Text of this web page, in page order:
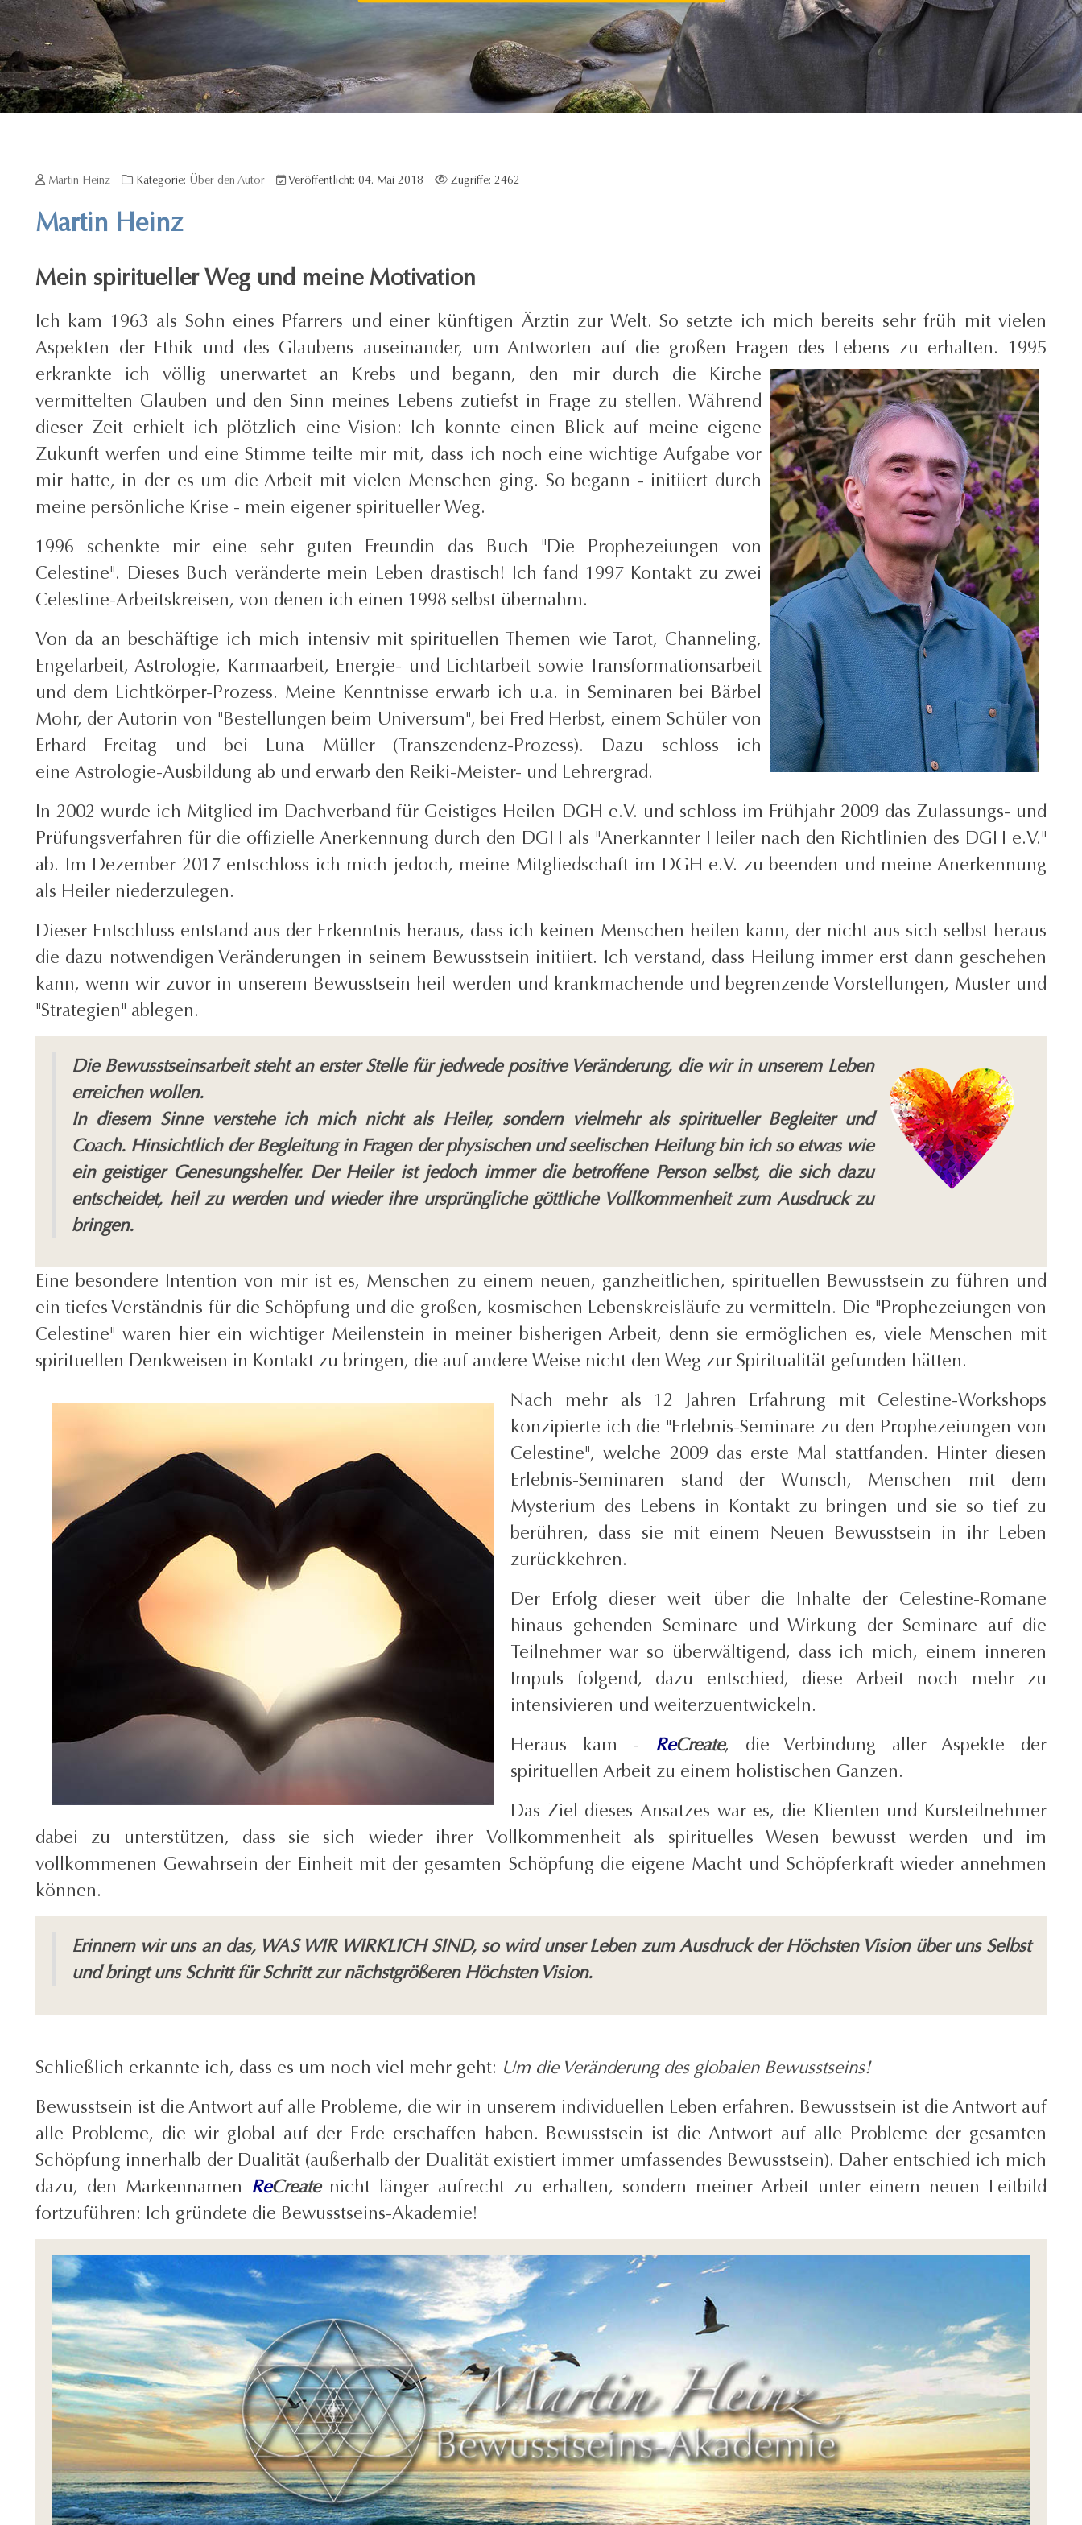
Martin Heinz Kategorie: Über den Autor Veröffentlicht: 04. Mai 2018 Zugriffe: 2462
Martin Heinz
Mein spiritueller Weg und meine Motivation
Ich kam 1963 als Sohn eines Pfarrers und einer künftigen Ärztin zur Welt. So setzte ich mich bereits sehr früh mit vielen
Aspekten der Ethik und des Glaubens auseinander, um Antworten auf die großen Fragen des Lebens zu erhalten. 1995
erkrankte ich völlig unerwartet an Krebs und begann, den mir durch die Kirche
vermittelten Glauben und den Sinn meines Lebens zutiefst in Frage zu stellen. Während
dieser Zeit erhielt ich plötzlich eine Vision: Ich konnte einen Blick auf meine eigene
Zukunft werfen und eine Stimme teilte mir mit, dass ich noch eine wichtige Aufgabe vor
mir hatte, in der es um die Arbeit mit vielen Menschen ging. So begann - initiiert durch
meine persönliche Krise - mein eigener spiritueller Weg.
1996 schenkte mir eine sehr guten Freundin das Buch "Die Prophezeiungen von
Celestine". Dieses Buch veränderte mein Leben drastisch! Ich fand 1997 Kontakt zu zwei
Celestine-Arbeitskreisen, von denen ich einen 1998 selbst übernahm.
Von da an beschäftige ich mich intensiv mit spirituellen Themen wie Tarot, Channeling,
Engelarbeit, Astrologie, Karmaarbeit, Energie- und Lichtarbeit sowie Transformationsarbeit
und dem Lichtkörper-Prozess. Meine Kenntnisse erwarb ich u.a. in Seminaren bei Bärbel
Mohr, der Autorin von "Bestellungen beim Universum", bei Fred Herbst, einem Schüler von
Erhard Freitag und bei Luna Müller (Transzendenz-Prozess). Dazu schloss ich
eine Astrologie-Ausbildung ab und erwarb den Reiki-Meister- und Lehrergrad.
In 2002 wurde ich Mitglied im Dachverband für Geistiges Heilen DGH e.V. und schloss im Frühjahr 2009 das Zulassungs- und
Prüfungsverfahren für die offizielle Anerkennung durch den DGH als "Anerkannter Heiler nach den Richtlinien des DGH e.V."
ab. Im Dezember 2017 entschloss ich mich jedoch, meine Mitgliedschaft im DGH e.V. zu beenden und meine Anerkennung
als Heiler niederzulegen.
Dieser Entschluss entstand aus der Erkenntnis heraus, dass ich keinen Menschen heilen kann, der nicht aus sich selbst heraus
die dazu notwendigen Veränderungen in seinem Bewusstsein initiiert. Ich verstand, dass Heilung immer erst dann geschehen
kann, wenn wir zuvor in unserem Bewusstsein heil werden und krankmachende und begrenzende Vorstellungen, Muster und
"Strategien" ablegen.
Die Bewusstseinsarbeit steht an erster Stelle für jedwede positive Veränderung, die wir in unserem Leben
erreichen wollen.
In diesem Sinne verstehe ich mich nicht als Heiler, sondern vielmehr als spiritueller Begleiter und
Coach. Hinsichtlich der Begleitung in Fragen der physischen und seelischen Heilung bin ich so etwas wie
ein geistiger Genesungshelfer. Der Heiler ist jedoch immer die betroffene Person selbst, die sich dazu
entscheidet, heil zu werden und wieder ihre ursprüngliche göttliche Vollkommenheit zum Ausdruck zu
bringen.
Eine besondere Intention von mir ist es, Menschen zu einem neuen, ganzheitlichen, spirituellen Bewusstsein zu führen und
ein tiefes Verständnis für die Schöpfung und die großen, kosmischen Lebenskreisläufe zu vermitteln. Die "Prophezeiungen von
Celestine" waren hier ein wichtiger Meilenstein in meiner bisherigen Arbeit, denn sie ermöglichen es, viele Menschen mit
spirituellen Denkweisen in Kontakt zu bringen, die auf andere Weise nicht den Weg zur Spiritualität gefunden hätten.
Nach mehr als 12 Jahren Erfahrung mit Celestine-Workshops
konzipierte ich die "Erlebnis-Seminare zu den Prophezeiungen von
Celestine", welche 2009 das erste Mal stattfanden. Hinter diesen
Erlebnis-Seminaren stand der Wunsch, Menschen mit dem
Mysterium des Lebens in Kontakt zu bringen und sie so tief zu
berühren, dass sie mit einem Neuen Bewusstsein in ihr Leben
zurückkehren.
Der Erfolg dieser weit über die Inhalte der Celestine-Romane
hinaus gehenden Seminare und Wirkung der Seminare auf die
Teilnehmer war so überwältigend, dass ich mich, einem inneren
Impuls folgend, dazu entschied, diese Arbeit noch mehr zu
intensivieren und weiterzuentwickeln.
Heraus kam - ReCreate, die Verbindung aller Aspekte der
spirituellen Arbeit zu einem holistischen Ganzen.
Das Ziel dieses Ansatzes war es, die Klienten und Kursteilnehmer
dabei zu unterstützen, dass sie sich wieder ihrer Vollkommenheit als spirituelles Wesen bewusst werden und im
vollkommenen Gewahrsein der Einheit mit der gesamten Schöpfung die eigene Macht und Schöpferkraft wieder annehmen
können.
Erinnern wir uns an das, WAS WIR WIRKLICH SIND, so wird unser Leben zum Ausdruck der Höchsten Vision über uns Selbst
und bringt uns Schritt für Schritt zur nächstgrößeren Höchsten Vision.
Schließlich erkannte ich, dass es um noch viel mehr geht: Um die Veränderung des globalen Bewusstseins!
Bewusstsein ist die Antwort auf alle Probleme, die wir in unserem individuellen Leben erfahren. Bewusstsein ist die Antwort auf
alle Probleme, die wir global auf der Erde erschaffen haben. Bewusstsein ist die Antwort auf alle Probleme der gesamten
Schöpfung innerhalb der Dualität (außerhalb der Dualität existiert immer umfassendes Bewusstsein). Daher entschied ich mich
dazu, den Markennamen ReCreate nicht länger aufrecht zu erhalten, sondern meiner Arbeit unter einem neuen Leitbild
fortzuführen: Ich gründete die Bewusstseins-Akademie!